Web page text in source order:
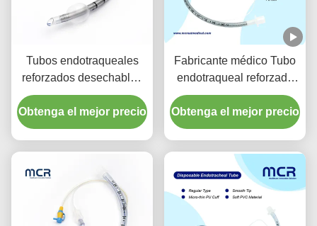
Tubos endotraqueales
reforzados desechables
con puerto de succión
para la prevención de
VAP
Obtenga el mejor precio
Fabricante médico Tubo
endotraqueal reforzado
desechable libre de
DEHP
Obtenga el mejor precio